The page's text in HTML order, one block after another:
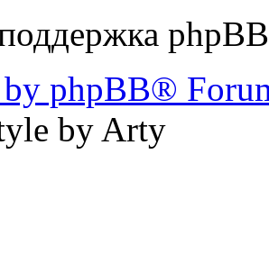
phpBB
by phpBB®
by Arty